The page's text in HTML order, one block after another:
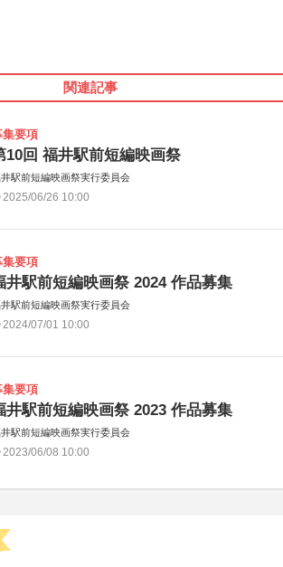
関連記事
集要項
10回 福井駅前短編映画祭
駅前短編映画祭実行委員会
2025/06/26 10:00
集要項
井駅前短編映画祭 2024 作品募集
駅前短編映画祭実行委員会
2024/07/01 10:00
集要項
井駅前短編映画祭 2023 作品募集
駅前短編映画祭実行委員会
2023/06/08 10:00